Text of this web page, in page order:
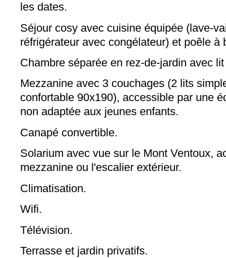
les dates.
Séjour cosy avec cuisine équipée (lave-
réfrigérateur avec congélateur) et poêle à
Chambre séparée en rez-de-jardin avec
Mezzanine avec 3 couchages (2 lits
confortable 90x190), accessible par une
non adaptée aux jeunes enfants.
Canapé convertible.
Solarium avec vue sur le Mont Ventoux,
mezzanine ou l'escalier extérieur.
Climatisation.
Wifi.
Télévision.
Terrasse et jardin privatifs.